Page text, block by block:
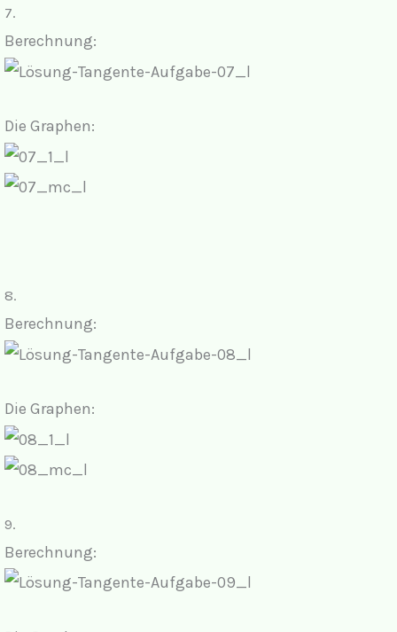
7.
Berechnung:
Die Graphen:
8.
Berechnung:
Die Graphen:
9.
Berechnung: